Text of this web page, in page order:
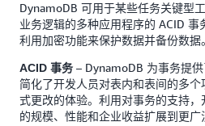
DynamoDB 可用于某些任务关键型
业务逻辑的多种应用程序的 ACID
利用加密功能来保护数据并备份数据。
ACID 事务 – DynamoDB 为事务提
简化了开发人员对表内和表间的多个
式更改的体验。利用对事务的支持
的规模、性能和企业收益扩展到更广